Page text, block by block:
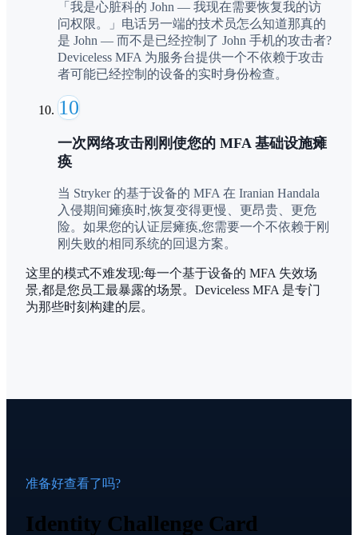
「我是心脏科的 John — 我现在需要恢复我的访
问权限。」电话另一端的技术员怎么知道那真的
是 John — 而不是已经控制了 John 手机的攻击者?
Deviceless MFA 为服务台提供一个不依赖于攻击
者可能已经控制的设备的实时身份检查。
10
一次网络攻击刚刚使您的 MFA 基础设施瘫
痪
当 Stryker 的基于设备的 MFA 在 Iranian Handala
入侵期间瘫痪时,恢复变得更慢、更昂贵、更危
险。如果您的认证层瘫痪,您需要一个不依赖于刚
刚失败的相同系统的回退方案。
这里的模式不难发现:每一个基于设备的 MFA 失效场
景,都是您员工最暴露的场景。Deviceless MFA 是专门
为那些时刻构建的层。
准备好查看了吗?
Identity Challenge Card